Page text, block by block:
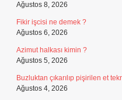
Ağustos 8, 2026
Fikir işcisi ne demek ?
Ağustos 6, 2026
Azimut halkası kimin ?
Ağustos 5, 2026
Buzluktan çıkarılıp pişirilen et
Ağustos 4, 2026